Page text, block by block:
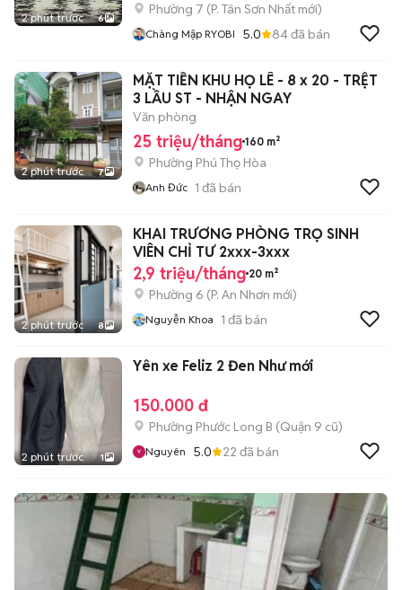
2 phút trước 6
Phường 7 (P. Tân Sơn Nhất mới)
Chàng Mập RYOBI 5.0 84đã bán
2 phút trước 7
MẶT TIỀN KHU HỌ LÊ - 8 x 20 - TRỆT
3 LẦU ST - NHẬN NGAY
Văn phòng
25 triệu/tháng 160 m²
Phường Phú Thọ Hòa
Anh Đức 1 đã bán
2 phút trước 8
KHAI TRƯƠNG PHÒNG TRỌ SINH
VIÊN CHỈ TƯ 2xxx-3xxx
2,9 triệu/tháng 20 m²
Phường 6 (P. An Nhơn mới)
Nguyễn Khoa 1 đã bán
2 phút trước 1
Yên xe Feliz 2 Đen Như mới
150.000 đ
Phường Phước Long B (Quận 9 cũ)
Nguyên 5.0 22 đã bán